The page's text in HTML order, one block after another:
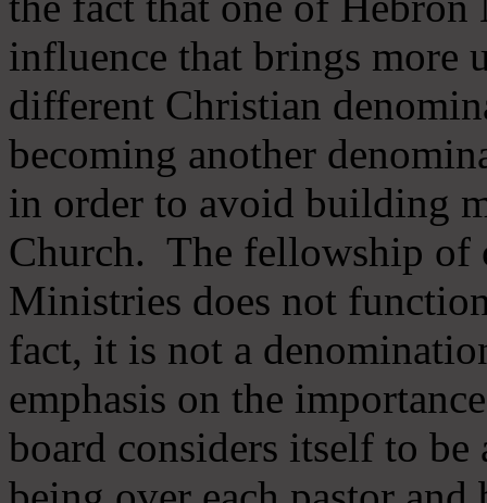
influence that brings more
different Christian
becoming another
in order to avoid building
Church. The fellowship of
Ministries does not
fact, it is not a
emphasis on the
board considers itself to be